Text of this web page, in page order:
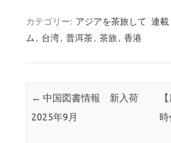
カテゴリー: アジアを茶旅して 連載
ム
台湾 普洱茶 茶旅 香港
投稿ナビゲーション
← 中国図書情報 新入荷
2025年9月